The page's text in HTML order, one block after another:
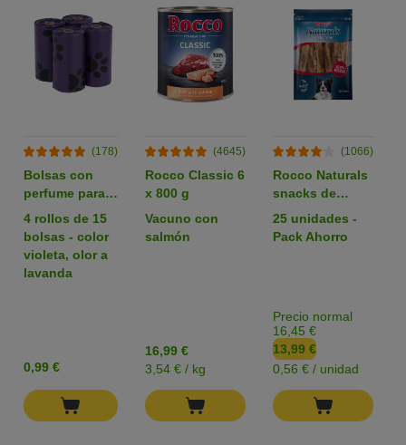
(178)
Bolsas con
perfume para
heces
4 rollos de 15
bolsas - color
violeta, olor a
lavanda
0,99 €
(4645)
Rocco Classic 6
x 800 g
Vacuno con
salmón
16,99 €
3,54 € / kg
(1066)
Rocco Naturals
snacks de
nervio de buey
para perros
25 unidades -
Pack Ahorro
Precio normal
16,45 €
13,99 €
0,56 € / unidad